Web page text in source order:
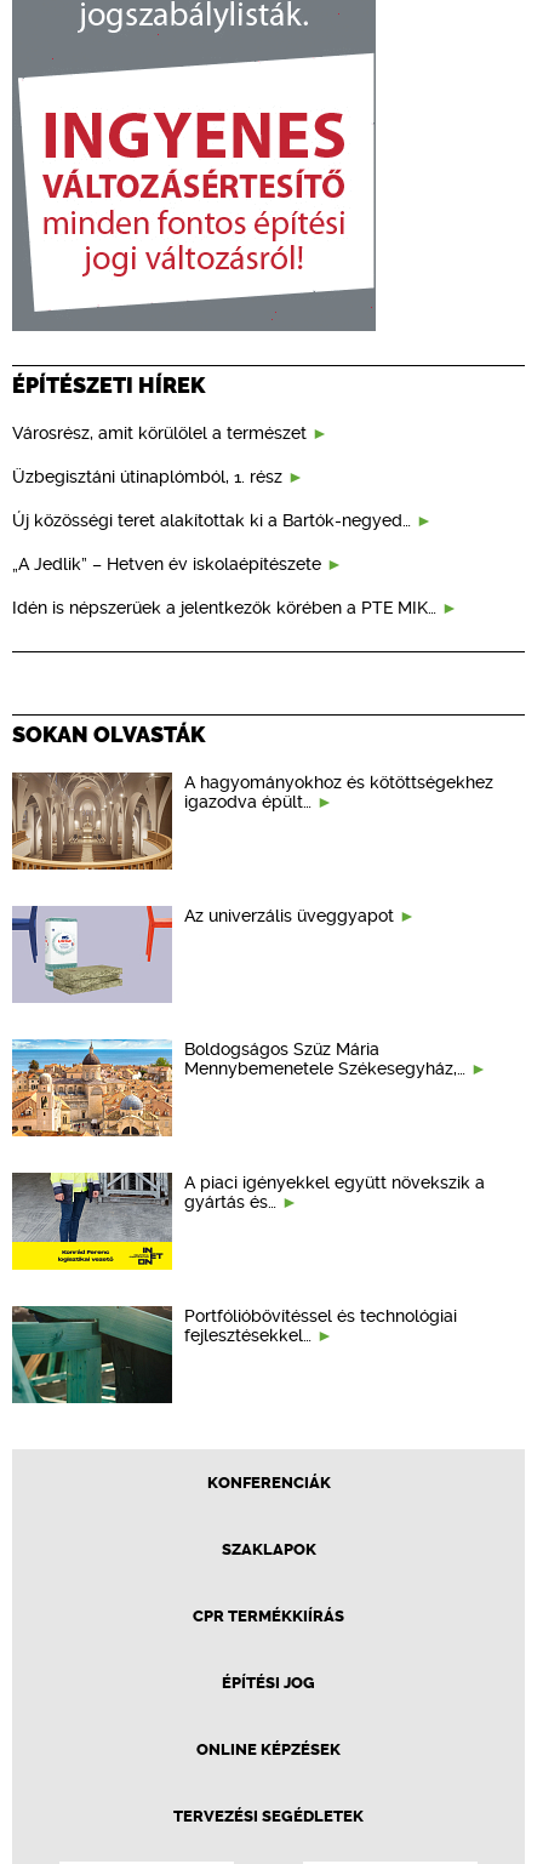
ÉPÍTÉSZETI HÍREK
Városrész, amit körülölel a természet
Üzbegisztáni útinaplómból, 1. rész
Új közösségi teret alakítottak ki a Bartók-negyed…
„A Jedlik” – Hetven év iskolaépítészete
Idén is népszerűek a jelentkezők körében a PTE MIK…
SOKAN OLVASTÁK
A hagyományokhoz és kötöttségekhez
igazodva épült…
Az univerzális üveggyapot
Boldogságos Szűz Mária
Mennybemenetele Székesegyház,…
A piaci igényekkel együtt növekszik a
gyártás és…
Portfólióbővítéssel és technológiai
fejlesztésekkel…
KONFERENCIÁK
SZAKLAPOK
CPR TERMÉKKIÍRÁS
ÉPÍTÉSI JOG
ONLINE KÉPZÉSEK
TERVEZÉSI SEGÉDLETEK